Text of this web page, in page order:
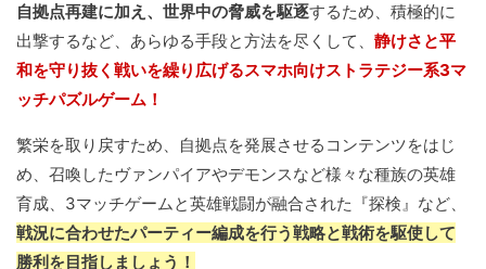
自拠点再建に加え、世界中の脅威を駆逐するため、積極的に
出撃するなど、あらゆる手段と方法を尽くして、 静けさと平
和を守り抜く戦いを繰り広げるスマホ向けストラテジー系3マ
ッチパズルゲーム！
繁栄を取り戻すため、自拠点を発展させるコンテンツをはじ
め、召喚したヴァンパイアやデモンスなど様々な種族の英雄
育成、3マッチゲームと英雄戦闘が融合された『探検』など、
戦況に合わせたパーティー編成を行う戦略と戦術を駆使して
勝利を目指しましょう！